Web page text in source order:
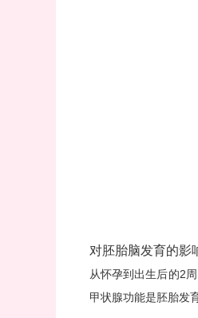
对胚胎脑发育的影
从怀孕到出生后的2
甲状腺功能是胚胎发